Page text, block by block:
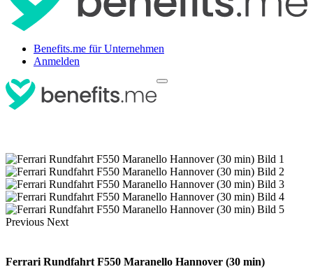
Benefits.me für Unternehmen
Anmelden
Previous Next
Ferrari Rundfahrt F550 Maranello Hannover (30 min)